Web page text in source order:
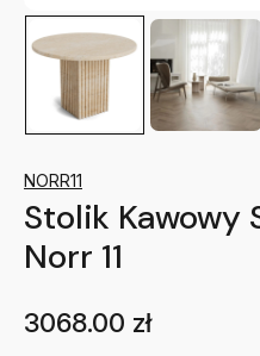
NORR11
Stolik Kawowy
Norr 11
3068.00 zł